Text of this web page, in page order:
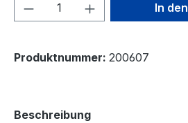
Produkt Anzahl: Gib
In
Produktnummer: 200607
Beschreibung